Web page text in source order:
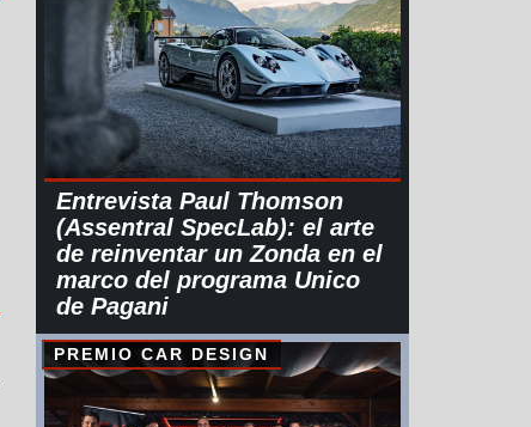
Entrevista Paul Thomson
(Assentral SpecLab): el arte
de reinventar un Zonda en el
marco del programa Unico
de Pagani
PREMIO CAR DESIGN